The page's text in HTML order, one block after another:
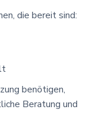
die bereit sind:
benötigen,
Beratung und